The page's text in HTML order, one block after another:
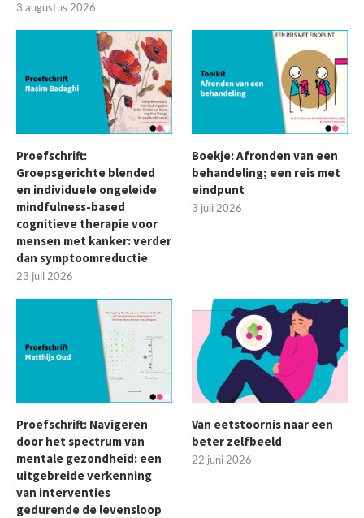
3 augustus 2026
Proefschrift:
Groepsgerichte blended
en individuele ongeleide
mindfulness-based
cognitieve therapie voor
mensen met kanker: verder
dan symptoomreductie
23 juli 2026
Boekje: Afronden van een
behandeling; een reis met
eindpunt
3 juli 2026
Proefschrift: Navigeren
door het spectrum van
mentale gezondheid: een
uitgebreide verkenning
van interventies
gedurende de levensloop
Van eetstoornis naar een
beter zelfbeeld
22 juni 2026